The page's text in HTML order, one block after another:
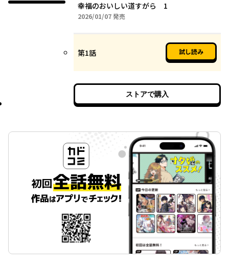
幸福のおいしい道すがら 1
2026/01/072026年01月07日
発売
第1話 試し読み
ストアで購入